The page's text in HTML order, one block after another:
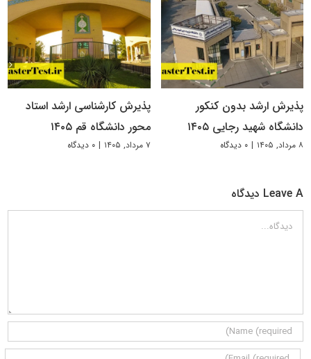
پذیرش ارشد بدون کنکور
دانشگاه شهید رجایی ۱۴۰۵
۸ مرداد, ۱۴۰۵ | ۰ دیدگاه
پذیرش کارشناسی ارشد استاد
محور دانشگاه قم ۱۴۰۵
۷ مرداد, ۱۴۰۵ | ۰ دیدگاه
Leave A دیدگاه
دیدگاه